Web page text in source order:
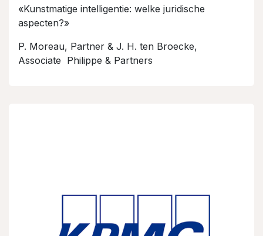
«Kunstmatige intelligentie: welke juridische
aspecten?»
P. Moreau, Partner & J. H. ten Broecke,
Associate Philippe & Partners